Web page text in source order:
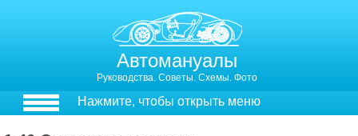
Автомануалы
Руководства. Советы. Схемы. Фото
Нажмите, чтобы открыть меню